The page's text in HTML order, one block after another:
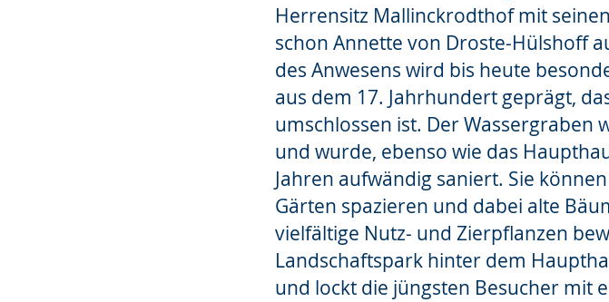
Herrensitz Mallinckrodthof mit
schon Annette von Droste-Hülshoff
des Anwesens wird bis heute
aus dem 17. Jahrhundert geprägt,
umschlossen ist. Der Wassergraben
und wurde, ebenso wie das
Jahren aufwändig saniert. Sie
Gärten spazieren und dabei alte
vielfältige Nutz- und Zierpflanzen
Landschaftspark hinter dem
und lockt die jüngsten Besucher mit